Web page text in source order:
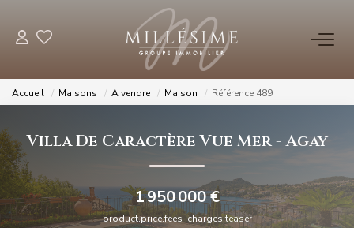
NOS OFFRES
Nos Biens Vendus
NOS AGENCES
Accueil Maisons A vendre Maison Référence 489
Villa De Caractère Vue Mer-Agay
1 950 000 €
product.price.fees_charges.teaser